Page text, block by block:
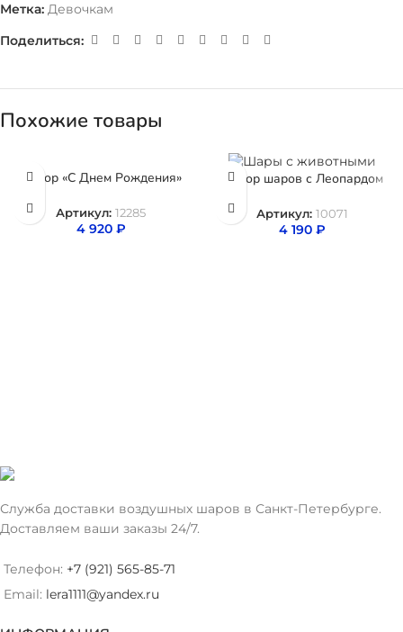
Метка: Девочкам
Поделиться:
Похожие товары
Набор «С Днем Рождения»
Артикул: 12285
4 920 ₽
Набор шаров с Леопардом
Артикул: 10071
4 190 ₽
Служба доставки воздушных шаров в Санкт-Петербурге.
Доставляем ваши заказы 24/7.
Телефон: +7 (921) 565-85-71
Email: lera1111@yandex.ru